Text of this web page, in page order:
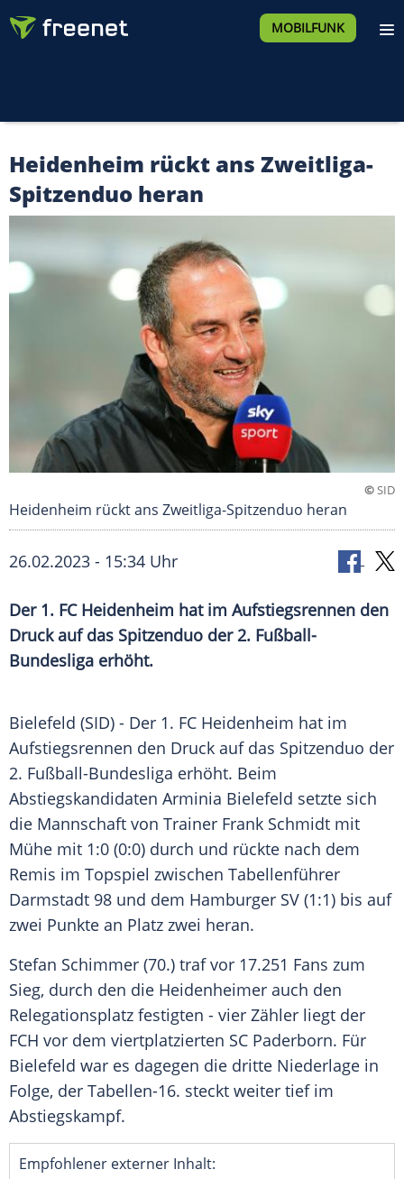
MOBILFUNK
Heidenheim rückt ans Zweitliga-
Spitzenduo heran
©SID
Heidenheim rückt ans Zweitliga-Spitzenduo heran
26.02.2023 - 15:34 Uhr
Der 1. FC Heidenheim hat im Aufstiegsrennen den
Druck auf das Spitzenduo der 2. Fußball-
Bundesliga erhöht.
Bielefeld (SID) - Der 1. FC Heidenheim hat im
Aufstiegsrennen den Druck auf das Spitzenduo der
2. Fußball-Bundesliga erhöht. Beim
Abstiegskandidaten Arminia Bielefeld setzte sich
die Mannschaft von Trainer Frank Schmidt mit
Mühe mit 1:0 (0:0) durch und rückte nach dem
Remis im Topspiel zwischen Tabellenführer
Darmstadt 98 und dem Hamburger SV (1:1) bis auf
zwei Punkte an Platz zwei heran.
Stefan Schimmer (70.) traf vor 17.251 Fans zum
Sieg, durch den die Heidenheimer auch den
Relegationsplatz festigten - vier Zähler liegt der
FCH vor dem viertplatzierten SC Paderborn. Für
Bielefeld war es dagegen die dritte Niederlage in
Folge, der Tabellen-16. steckt weiter tief im
Abstiegskampf.
Empfohlener externer Inhalt: